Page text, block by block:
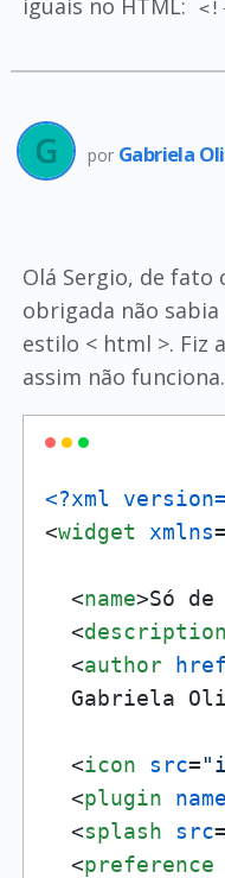
iguais no HTML:
por Gabriela
Olá Sergio, de fato
obrigada não
estilo < html >. Fiz
assim não funciona.
<?xml version=
<widget xmlns=
<name>Só de
<description
<author href
Gabriela
<icon src=
<plugin name
<splash src=
<preference